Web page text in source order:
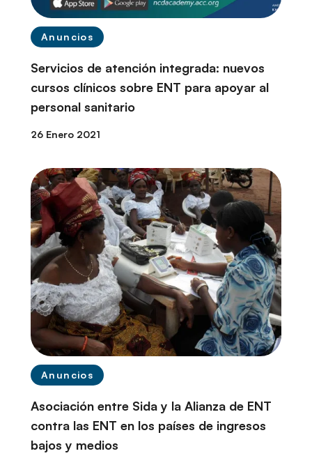
Anuncios
Servicios de atención integrada: nuevos
cursos clínicos sobre ENT para apoyar al
personal sanitario
26 Enero 2021
Anuncios
Asociación entre Sida y la Alianza de ENT
contra las ENT en los países de ingresos
bajos y medios